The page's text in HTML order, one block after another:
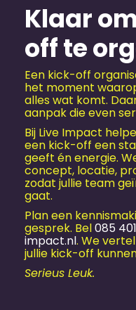
Klaar
off te
Een kick-off
het moment
alles wat komt.
aanpak die even
Bij Live Impact
een kick-off een
geeft én energie.
concept, locatie,
zodat jullie team
gaat.
Plan een
gesprek. Bel085
impact.nl. We
jullie kick-off
Serieus Leuk.